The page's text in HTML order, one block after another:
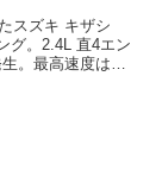
スズキ キザシ
グ。2.4L 直4エン
。最高速度は